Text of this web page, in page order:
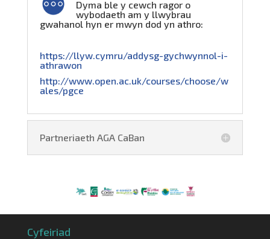
Dyma ble y cewch ragor o
wybodaeth am y llwybrau
gwahanol hyn er mwyn dod yn athro:
https://llyw.cymru/addysg-gychwynnol-i-
athrawon
http://www.open.ac.uk/courses/choose/w
ales/pgce
Partneriaeth AGA CaBan
Cyfeiriad